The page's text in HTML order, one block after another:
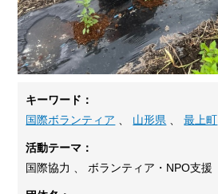
キーワード：
国際ボランティア 、 山形県 、最上町
活動テーマ：
国際協力 、 ボランティア・NPO支援